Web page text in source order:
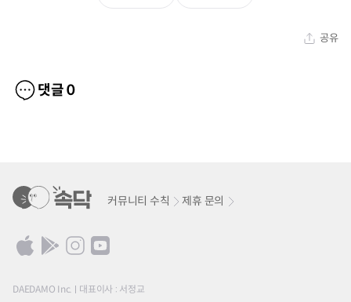
공유
댓글0
커뮤니티 수칙 제휴 문의
DAEDAMO Inc.
대표이사 : 서정교